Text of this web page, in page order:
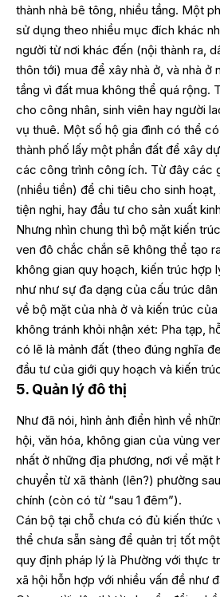
thành nhà bê tông, nhiều tầng. Một
sử dụng theo nhiều mục đích khác
người từ nơi khác đến (nội thành ra,
thôn tới) mua để xây nhà ở, và nhà ở
tầng vì đất mua không thể quá rộng.
cho công nhân, sinh viên hay người
vụ thuê. Một số hộ gia đình có thể
thành phố lấy một phần đất để xây
các công trình công ích. Từ đây các
(nhiều tiền) để chi tiêu cho sinh hoạt,
tiện nghi, hay đầu tư cho sản xuất
Nhưng nhìn chung thì bộ mặt kiến
ven đô chắc chắn sẽ không thể tạo
không gian quy hoạch, kiến trúc hợp
như như sự đa dạng của cấu trúc
về bộ mặt của nhà ở và kiến trúc
không tránh khỏi nhận xét: Pha tạp,
có lẽ là mảnh đất (theo đúng nghĩa
đầu tư của giới quy hoạch và kiến
5. Quản lý đô thị
Như đã nói, hình ảnh điển hình về
hội, văn hóa, không gian của vùng
nhất ở những địa phương, nơi về mặt
chuyển từ xã thành (lên?) phường
chính (còn có từ “sau 1 đêm”).
Cán bộ tại chỗ chưa có đủ kiến thức
thể chưa sẵn sàng để quản trị tốt
quy định pháp lý là Phường với thực
xã hội hỗn hợp với nhiều vấn đề như